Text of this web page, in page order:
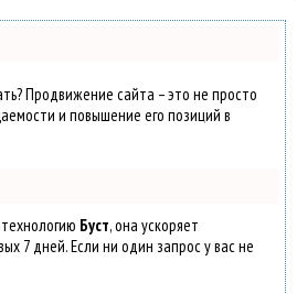
Продвижение сайта – это не просто
и повышение его позиций в
Буст, она ускоряет
7 дней. Если ни один запрос у вас не